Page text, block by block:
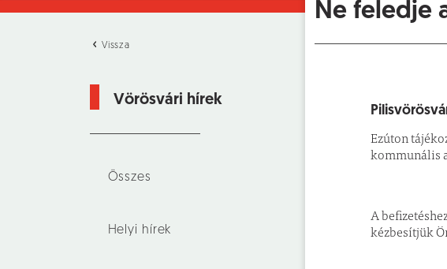
Vissza
Vörösvári hírek
Összes
Helyi hírek
Ne feledje
Ezúton
kommunális
A
kézbesítjük